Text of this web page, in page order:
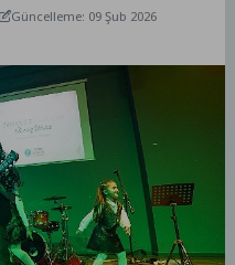
Güncelleme: 09 Şub 2026